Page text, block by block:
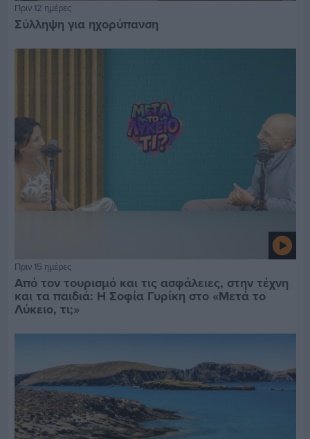
Πριν 12 ημέρες
Σύλληψη για ηχορύπανση
Πριν 15 ημέρες
Από τον τουρισμό και τις ασφάλειες, στην τέχνη
και τα παιδιά: Η Σοφία Γυρίκη στο «Μετά το
Λύκειο, τι;»